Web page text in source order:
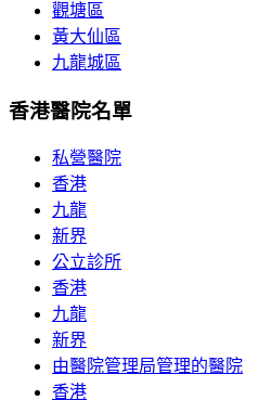
觀塘區
黃大仙區
九龍城區
香港醫院名單
私營醫院
香港
九龍
新界
公立診所
香港
九龍
新界
由醫院管理局管理的醫院
香港